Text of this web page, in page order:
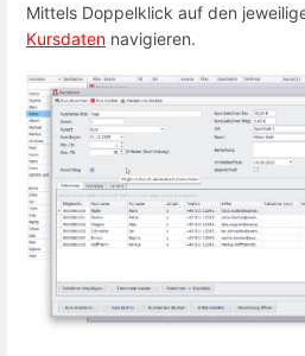
Mittels Doppelklick auf den
Kursdaten navigieren.